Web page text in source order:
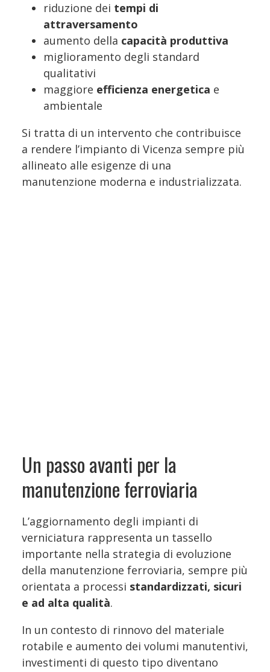
riduzione dei tempi di
attraversamento
aumento della capacità produttiva
miglioramento degli standard
qualitativi
maggiore efficienza energetica e
ambientale
Si tratta di un intervento che contribuisce
a rendere l’impianto di Vicenza sempre più
allineato alle esigenze di una
manutenzione moderna e industrializzata.
Un passo avanti per la
manutenzione ferroviaria
L’aggiornamento degli impianti di
verniciatura rappresenta un tassello
importante nella strategia di evoluzione
della manutenzione ferroviaria, sempre più
orientata a processi standardizzati, sicuri
e ad alta qualità.
In un contesto di rinnovo del materiale
rotabile e aumento dei volumi manutentivi,
investimenti di questo tipo diventano